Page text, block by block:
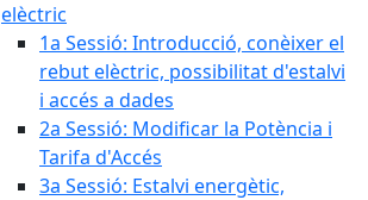
elèctric
1a Sessió: Introducció, conèixer el
rebut elèctric, possibilitat d'estalvi
i accés a dades
2a Sessió: Modificar la Potència i
Tarifa d'Accés
3a Sessió: Estalvi energètic,